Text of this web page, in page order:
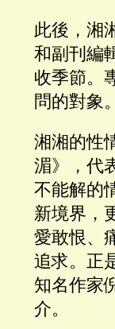
此後，湘
和副刊編
收季節。
問的對象。
湘湘的性
湄》，代
不能解的
新境界，
愛敢恨、
追求。正
知名作家
介。